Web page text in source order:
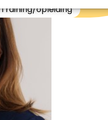
Training/opleiding